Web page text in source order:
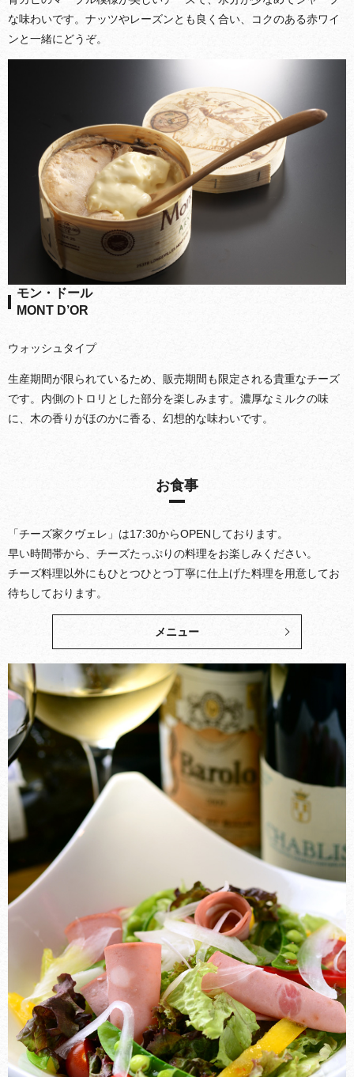
な味わいです。ナッツやレーズンとも良く合い、コクのある赤ワイ
ンと一緒にどうぞ。
モン・ドール
MONT D’OR
ウォッシュタイプ
生産期間が限られているため、販売期間も限定される貴重なチーズ
です。内側のトロリとした部分を楽しみます。濃厚なミルクの味
に、木の香りがほのかに香る、幻想的な味わいです。
お食事
「チーズ家クヴェレ」は17:30からOPENしております。
早い時間帯から、チーズたっぷりの料理をお楽しみください。
チーズ料理以外にもひとつひとつ丁寧に仕上げた料理を用意してお
待ちしております。
メニュー